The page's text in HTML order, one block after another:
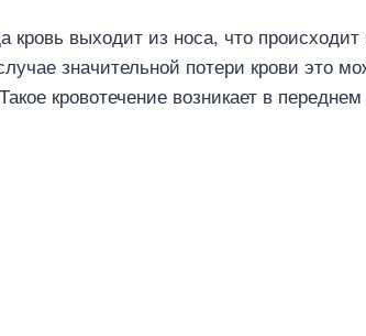
кровь выходит из носа, что
значительной потери крови это
кровотечение возникает в